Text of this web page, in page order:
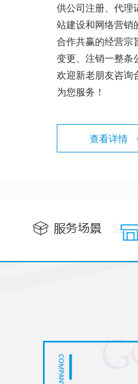
供公司注册、代理
站建设和网络营销
合作共赢的经营宗
变更、注销一整条
欢迎新老朋友咨询
为您服务！
查看详情